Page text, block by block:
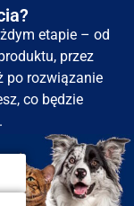
etapie – od
przez
po rozwiązanie
co będzie